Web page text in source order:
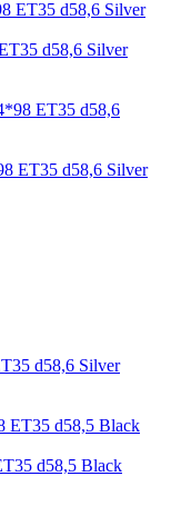
d58,6 Silver
ET35 d58,6 Silver
d58,6 Silver
d58,5 Black